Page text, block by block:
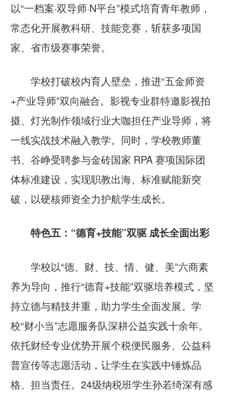
以“一档案·双导师·N平台”模式培育青年教师，
常态化开展教科研、技能竞赛，斩获多项国
家、省市级赛事荣誉。
学校打破校内育人壁垒，推进“五金师资
+产业导师”双向融合。影视专业群特邀影视拍
摄、灯光制作领域行业大咖担任产业导师，将
一线实战技术融入教学。同时，学校教师董
书、谷峥受聘参与金砖国家 RPA 赛项国际团
体标准建设，实现职教出海、标准赋能新突
破，以硬核师资全力护航学生成长。
特色五：“德育+技能”双驱 成长全面出彩
学校以“德、财、技、情、健、美”六商素
养为导向，推行“德育+技能”双驱培养模式，坚
持立德与精技并重，助力学生全面发展。学
校“财小当”志愿服务队深耕公益实践十余年。
依托财经专业优势开展个税便民服务、公益科
普宣传等志愿活动，让学生在实践中锤炼品
格、担当责任。24级纳税班学生孙若绮深有感